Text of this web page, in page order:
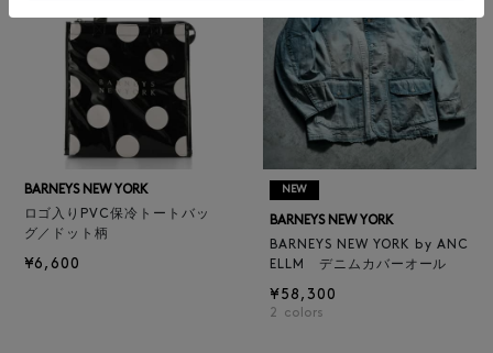
BARNEYS NEW YORK
ロゴ入りPVC保冷トートバッ
グ／ドット柄
¥6,600
NEW
BARNEYS NEW YORK
BARNEYS NEW YORK by ANC
ELLM デニムカバーオール
¥58,300
2 colors